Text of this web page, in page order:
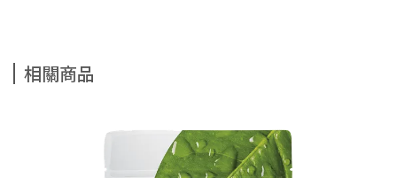
相關商品